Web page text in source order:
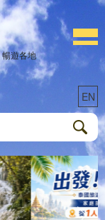
遊各地
EN